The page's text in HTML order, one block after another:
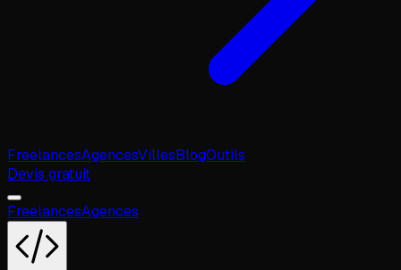
FreelancesAgencesVillesBlogOutils
Devis gratuit
FreelancesAgences